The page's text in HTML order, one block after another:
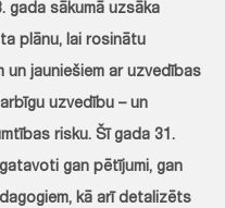
gada sākumā uzsāka
plānu, lai rosinātu
un jauniešiem ar uzvedības
uzvedību – un
risku. Šī gada 31.
gan pētījumi, gan
kā arī detalizēts